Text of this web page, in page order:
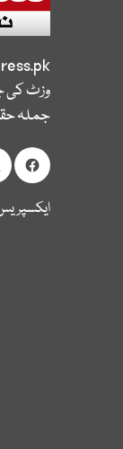
وزٹ کی
جملہ